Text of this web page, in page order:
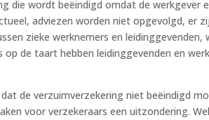
die wordt beëindigd omdat de
adviezen worden niet opgevolgd, er
zieke werknemers en
de taart hebben leidinggevenden en
de verzuimverzekering niet beëindigd
voor verzekeraars een uitzondering.